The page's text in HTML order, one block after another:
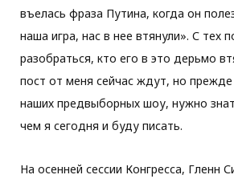
въелась фраза Путина, когда он
наша игра, нас в нее втянули». С тех
разобраться, кто его в это дерьмо
пост от меня сейчас ждут, но
наших предвыборных шоу, нужно
чем я сегодня и буду писать.
На осенней сессии Конгресса, Гленн